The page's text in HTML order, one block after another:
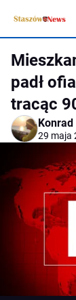
padł
tracąc
29 maja